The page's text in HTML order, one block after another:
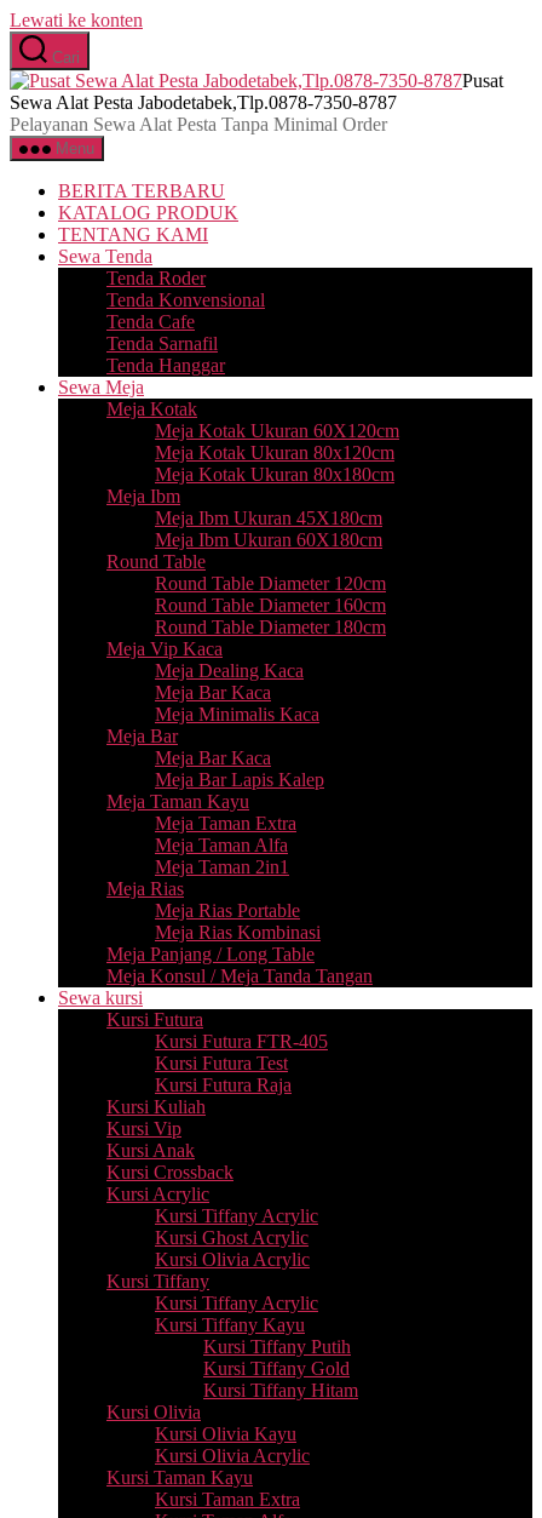
Lewati ke konten
Cari
Pusat
Sewa Alat Pesta Jabodetabek,Tlp.0878-7350-8787
Pelayanan Sewa Alat Pesta Tanpa Minimal Order
Menu
BERITA TERBARU
KATALOG PRODUK
TENTANG KAMI
Sewa Tenda
Tenda Roder
Tenda Konvensional
Tenda Cafe
Tenda Sarnafil
Tenda Hanggar
Sewa Meja
Meja Kotak
Meja Kotak Ukuran 60X120cm
Meja Kotak Ukuran 80x120cm
Meja Kotak Ukuran 80x180cm
Meja Ibm
Meja Ibm Ukuran 45X180cm
Meja Ibm Ukuran 60X180cm
Round Table
Round Table Diameter 120cm
Round Table Diameter 160cm
Round Table Diameter 180cm
Meja Vip Kaca
Meja Dealing Kaca
Meja Bar Kaca
Meja Minimalis Kaca
Meja Bar
Meja Bar Kaca
Meja Bar Lapis Kalep
Meja Taman Kayu
Meja Taman Extra
Meja Taman Alfa
Meja Taman 2in1
Meja Rias
Meja Rias Portable
Meja Rias Kombinasi
Meja Panjang / Long Table
Meja Konsul / Meja Tanda Tangan
Sewa kursi
Kursi Futura
Kursi Futura FTR-405
Kursi Futura Test
Kursi Futura Raja
Kursi Kuliah
Kursi Vip
Kursi Anak
Kursi Crossback
Kursi Acrylic
Kursi Tiffany Acrylic
Kursi Ghost Acrylic
Kursi Olivia Acrylic
Kursi Tiffany
Kursi Tiffany Acrylic
Kursi Tiffany Kayu
Kursi Tiffany Putih
Kursi Tiffany Gold
Kursi Tiffany Hitam
Kursi Olivia
Kursi Olivia Kayu
Kursi Olivia Acrylic
Kursi Taman Kayu
Kursi Taman Extra